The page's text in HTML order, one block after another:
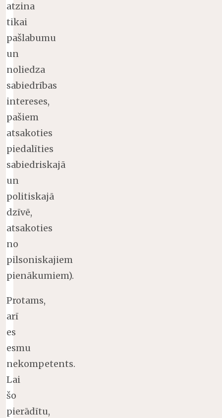
atzina
tikai
pašlabumu
un
noliedza
sabiedrības
intereses,
pašiem
atsakoties
piedalīties
sabiedriskajā
un
politiskajā
dzīvē,
atsakoties
no
pilsoniskajiem
pienākumiem).
Protams,
arī
es
esmu
nekompetents.
Lai
šo
pierādītu,